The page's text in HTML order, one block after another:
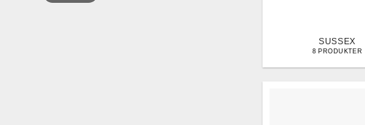
SUSSEX
8 PRODUKTER